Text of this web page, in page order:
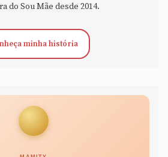
do Sou Mãe desde 2014.
minha história